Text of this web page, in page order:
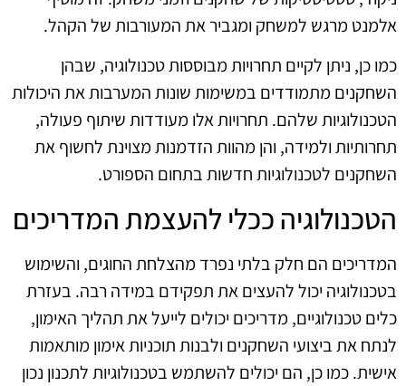
אלמנט מרגש למשחק ומגביר את המעורבות של הקהל.
כמו כן, ניתן לקיים תחרויות מבוססות טכנולוגיה, שבהן
השחקנים מתמודדים במשימות שונות המערבות את היכולות
הטכנולוגיות שלהם. תחרויות אלו מעודדות שיתוף פעולה,
תחרותיות ולמידה, והן מהוות הזדמנות מצוינת לחשוף את
השחקנים לטכנולוגיות חדשות בתחום הספורט.
הטכנולוגיה ככלי להעצמת המדריכים
המדריכים הם חלק בלתי נפרד מהצלחת החוגים, והשימוש
בטכנולוגיה יכול להעצים את תפקידם במידה רבה. בעזרת
כלים טכנולוגיים, מדריכים יכולים לייעל את תהליך האימון,
לנתח את ביצועי השחקנים ולבנות תוכניות אימון מותאמות
אישית. כמו כן, הם יכולים להשתמש בטכנולוגיות לתכנון נכון